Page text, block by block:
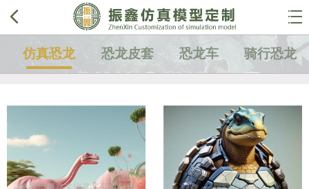
 
仿真恐龙 恐龙皮套 恐龙车 骑行恐龙